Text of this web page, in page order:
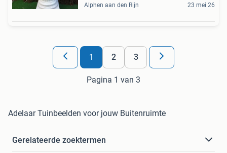
Alphen aan den Rijn 23 mei 26
1 2 3
Pagina 1 van 3
Adelaar Tuinbeelden voor jouw Buitenruimte
Gerelateerde zoektermen